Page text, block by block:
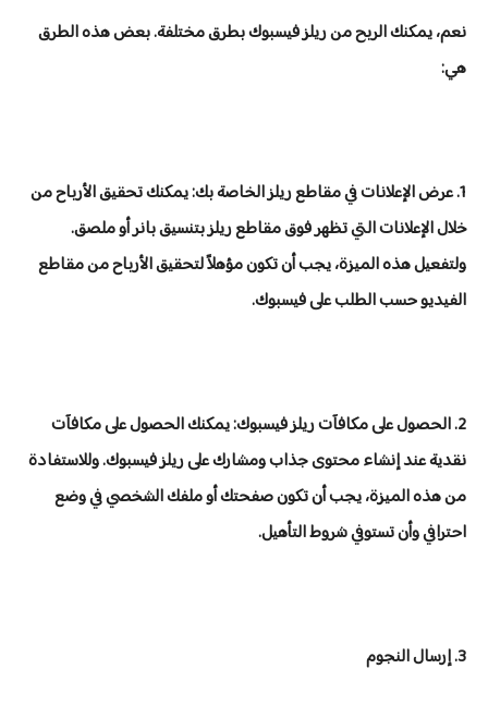
نعم، يمكنك الربح من ريلز فيسبوك بطرق مختلفة. بعض هذه الطرق
هي:
1. عرض الإعلانات في مقاطع ريلز الخاصة بك: يمكنك تحقيق الأرباح من
خلال الإعلانات التي تظهر فوق مقاطع ريلز بتنسيق بانر أو ملصق.
ولتفعيل هذه الميزة، يجب أن تكون مؤهلاً لتحقيق الأرباح من مقاطع
الفيديو حسب الطلب على فيسبوك.
2. الحصول على مكافآت ريلز فيسبوك: يمكنك الحصول على مكافآت
نقدية عند إنشاء محتوى جذاب ومشارك على ريلز فيسبوك. وللاستفادة
من هذه الميزة، يجب أن تكون صفحتك أو ملفك الشخصي في وضع
احترافي وأن تستوفي شروط التأهيل.
3. إرسال النجوم